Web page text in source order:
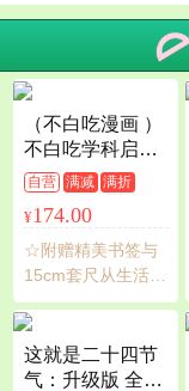
（不白吃漫画 ）
不白吃学科启蒙
第三季（套装全3
册）：地理太好
玩（探索地球
村）+历史太好玩
（疯狂世界近代
史）+数学太好玩
（数与式的舞
蹈）
自营 满减 满折
¥174.00
☆附赠精美书签与
15cm套尺从生活中
常见的场景入手，
让知识“眼见为
实”：从日常生活入
手，小升初衔接学
这就是二十四节
气：升级版 全四